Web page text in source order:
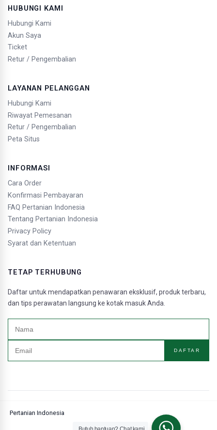
HUBUNGI KAMI
Hubungi Kami
Akun Saya
Ticket
Retur / Pengembalian
LAYANAN PELANGGAN
Hubungi Kami
Riwayat Pemesanan
Retur / Pengembalian
Peta Situs
INFORMASI
Cara Order
Konfirmasi Pembayaran
FAQ Pertanian Indonesia
Tentang Pertanian Indonesia
Privacy Policy
Syarat dan Ketentuan
TETAP TERHUBUNG
Daftar untuk mendapatkan penawaran eksklusif, produk terbaru,
dan tips perawatan langsung ke kotak masuk Anda.
DAFTAR
Pertanian Indonesia